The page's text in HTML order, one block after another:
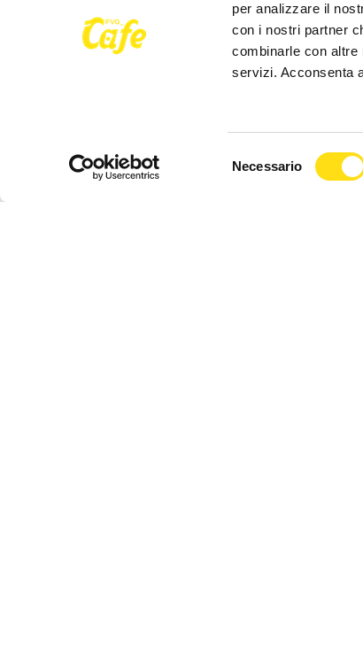
per analizzare il
con i nostri partner
combinarle con altre
servizi. Acconsenta
Necessario
ASUGI INFORMA
Malattie della pelle, ASUGI
25